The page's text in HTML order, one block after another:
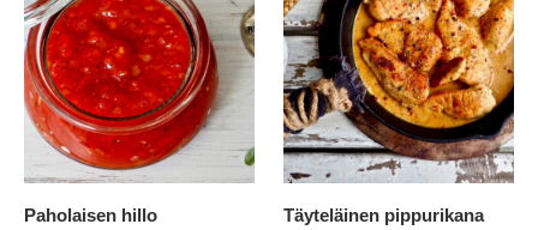
Paholaisen hillo Täyteläinen pippurikana